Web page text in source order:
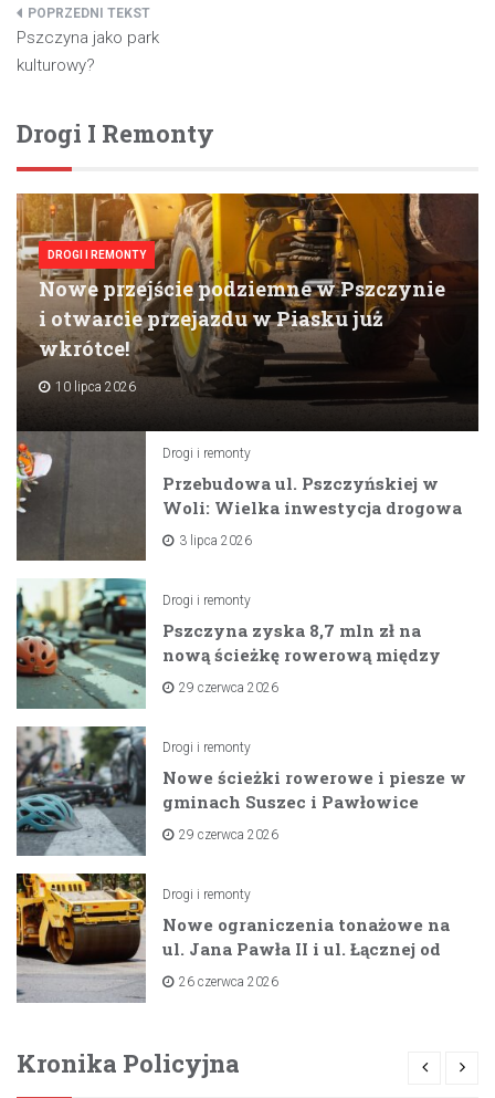
Nawigacja
wpisu
Pszczyna jako park
kulturowy?
Drogi I Remonty
DROGI I REMONTY
Nowe przejście podziemne w Pszczynie
i otwarcie przejazdu w Piasku już
wkrótce!
10 lipca 2026
Drogi i remonty
Przebudowa ul. Pszczyńskiej w
Woli: Wielka inwestycja drogowa
na horyzoncie
3 lipca 2026
Drogi i remonty
Pszczyna zyska 8,7 mln zł na
nową ścieżkę rowerową między
zaporami
29 czerwca 2026
Drogi i remonty
Nowe ścieżki rowerowe i piesze w
gminach Suszec i Pawłowice
dzięki unijnemu wsparciu
29 czerwca 2026
Drogi i remonty
Nowe ograniczenia tonażowe na
ul. Jana Pawła II i ul. Łącznej od
lipca 2026 roku
26 czerwca 2026
Kronika Policyjna